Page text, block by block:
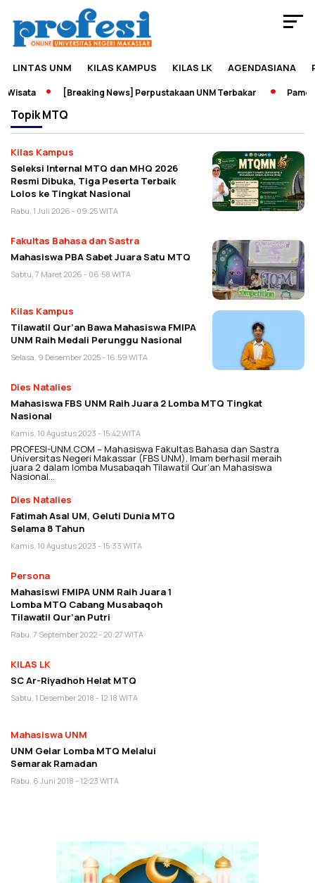
LINTAS UNM KILAS KAMPUS KILAS LK AGENDASIANA
[Breaking News] Perpustakaan UNM Terbakar
TopikMTQ
Kilas Kampus
Seleksi Internal MTQ dan MHQ 2026
Resmi Dibuka, Tiga Peserta Terbaik
Lolos ke Tingkat Nasional
Rabu, 1 Juli 2026 - 09:25 WITA
Fakultas Bahasa dan Sastra
Mahasiswa PBA Sabet Juara Satu MTQ
Sabtu, 7 Maret 2026 - 06:58 WITA
Kilas Kampus
Tilawatil Qur’an Bawa Mahasiswa FMIPA
UNM Raih Medali Perunggu Nasional
Selasa, 9 Desember 2025 - 16:59 WITA
Dies Natalies
Mahasiswa FBS UNM Raih Juara 2 Lomba MTQ Tingkat
Nasional
Kamis, 10 Agustus 2023 - 15:42 WITA
PROFESI-UNM.COM – Mahasiswa Fakultas Bahasa dan Sastra
Universitas Negeri Makassar (FBS UNM), Imam berhasil meraih
juara 2 dalam lomba Musabaqah Tilawatil Qur’an Mahasiswa
Nasional…
Dies Natalies
Fatimah Asal UM, Geluti Dunia MTQ
Selama 8 Tahun
Kamis, 10 Agustus 2023 - 15:33 WITA
Persona
Mahasiswi FMIPA UNM Raih Juara 1
Lomba MTQ Cabang Musabaqoh
Tilawatil Qur’an Putri
Rabu, 7 September 2022 - 20:27 WITA
KILAS LK
SC Ar-Riyadhoh Helat MTQ
Sabtu, 1 Desember 2018 - 12:18 WITA
Mahasiswa UNM
UNM Gelar Lomba MTQ Melalui
Semarak Ramadan
Rabu, 6 Juni 2018 - 12:23 WITA